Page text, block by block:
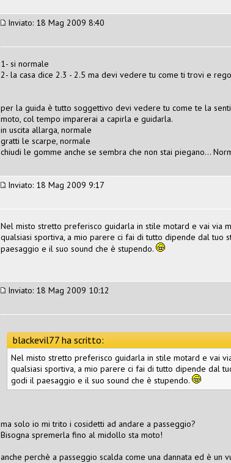
Inviato: 18 Mag 2009 8:40
1- si normale
2- la casa dice 2.3 - 2.5 ma devi vedere tu come ti trovi e
per la guida è tutto soggettivo devi vedere tu come te la
moto, col tempo imparerai a capirla e guidarla.
in uscita allarga, normale
gratti le scarpe, normale
chiudi le gomme anche se sembra che non stai piegano...
Inviato: 18 Mag 2009 9:17
Nel misto stretto preferisco guidarla in stile motard e vai via
qualsiasi sportiva, a mio parere ci fai di tutto dipende dal
paesaggio e il suo sound che è stupendo.
Inviato: 18 Mag 2009 10:12
blackevil77 ha scritto:
Nel misto stretto preferisco guidarla in stile motard e vai
qualsiasi sportiva, a mio parere ci fai di tutto dipende dal
godi il paesaggio e il suo sound che è stupendo.
ma solo io mi trito i cosidetti ad andare a passeggio?
Bisogna spremerla fino al midollo sta moto!
anche perchè a passeggio scalda come una dannata ed è un